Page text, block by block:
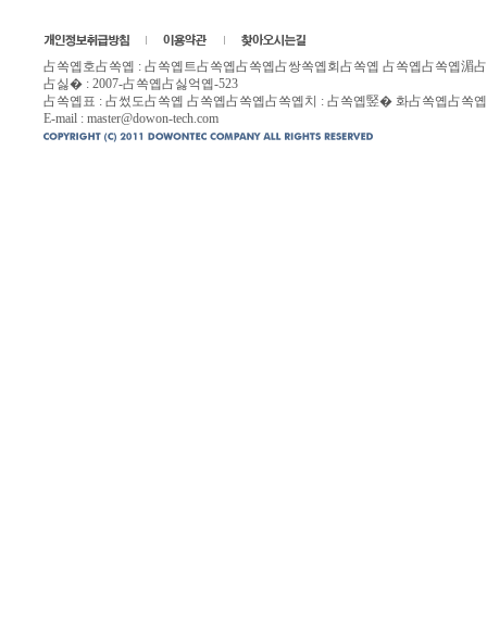
占쏙옙호占쏙옙 : 占쏙옙트占쏙옙占쏙옙占쌍쏙옙회占쏙옙 占쏙옙占쏙옙湄
占싫� : 2007-占쏙옙占싫억옙-523
占쏙옙표 : 占썼도占쏙옙 占쏙옙占쏙옙占쏙옙치 : 占쏙옙竪� 화占쏙옙占쏙
E-mail : master@dowon-tech.com